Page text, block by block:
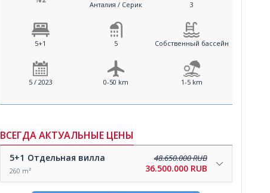
Анталия / Серик 3
5+1 5 Собственный бассейн
5 / 2023 0-50 km 1-5 km
ВСЕГДА АКТУАЛЬНЫЕ ЦЕНЫ
5+1 Отдельная вилла
260 m²
48.650.000 RUB
36.500.000 RUB